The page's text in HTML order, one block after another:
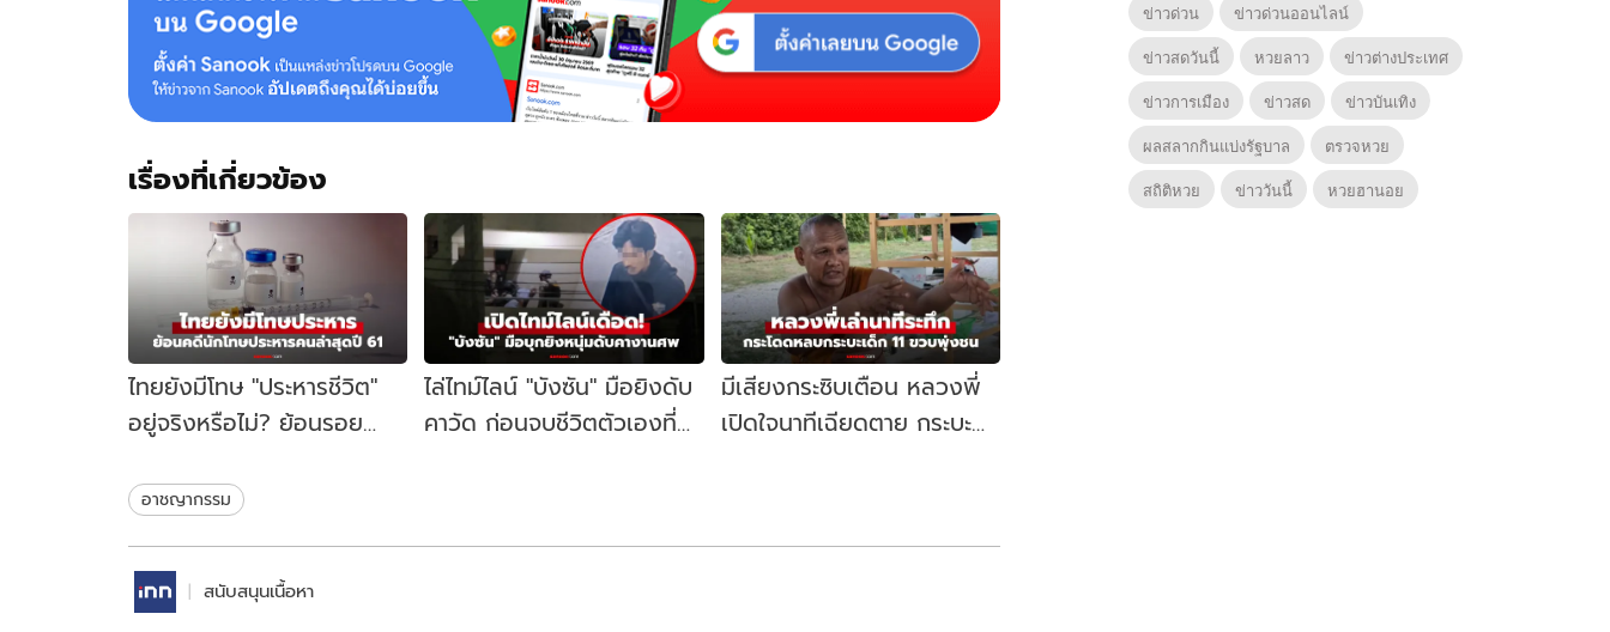
เรื่องที่เกี่ยวข้อง
ไทยยังมีโทษ "ประหารชีวิต"
อยู่จริงหรือไม่? ย้อนรอย
2561
ไล่ไทม์ไลน์ "บังซัน" มือยิงดับ
คาวัด ก่อนจบชีวิตตัวเองที่
มีเสียงกระซิบเตือน หลวงพี่
เปิดใจนาทีเฉียดตาย กระบะ
อาชญากรรม
สนับสนุนเนื้อหา
ข่าวด่วน
ข่าวด่วนออนไลน์
ข่าวสดวันนี้
หวยลาว
ข่าวต่างประเทศ
ข่าวการเมือง
ข่าวสด
ข่าวบันเทิง
ผลสลากกินแบ่งรัฐบาล
ตรวจหวย
สถิติหวย
ข่าววันนี้ หวยฮานอย